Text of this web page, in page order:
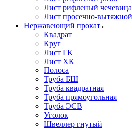
Лист рифленый чечевица
Лист просечно-вытяжной
Нержавеющий прокат
Квадрат
Круг
Лист ГК
Лист ХК
Полоса
Труба БШ
Труба квадратная
Труба прямоугольная
Труба ЭСВ
Уголок
Швеллер гнутый